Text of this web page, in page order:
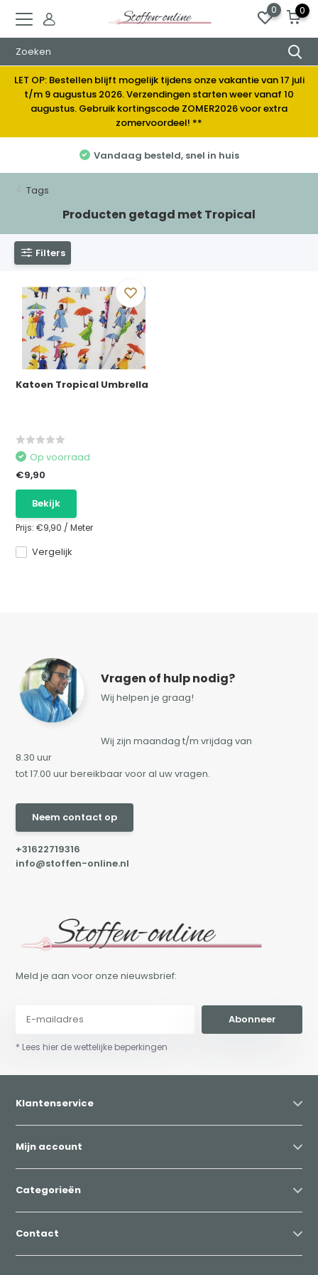
0 0
LET OP: Bestellen blijft mogelijk tijdens onze vakantie van 17 juli
t/m 9 augustus 2026. Verzendingen starten weer vanaf 10
augustus. Gebruik kortingscode ZOMER2026 voor extra
zomervoordeel! **
Vandaag besteld, snel in huis
Tags
Producten getagd met Tropical
Filters
Katoen Tropical Umbrella
Vergelijk
Op voorraad
€9,90
Bekijk
Prijs:€9,90 /Meter
Vragen of hulp nodig?
Wij helpen je graag!
Wij zijn maandag t/m vrijdag van
8.30 uur
tot 17.00 uur bereikbaar voor al uw vragen.
Neem contact op
+31622719316
info@stoffen-online.nl
Meld je aan voor onze nieuwsbrief:
Abonneer
* Lees hier de wettelijke beperkingen
Klantenservice
Mijn account
Categorieën
Contact